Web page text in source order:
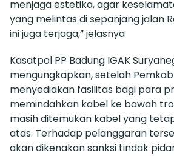
menjaga estetika, agar
yang melintas di sepanjang jalan
ini juga terjaga,” jelasnya
Kasatpol PP Badung IGAK
mengungkapkan, setelah
menyediakan fasilitas bagi para
memindahkan kabel ke bawah
masih ditemukan kabel yang
atas. Terhadap pelanggaran
akan dikenakan sanksi tindak